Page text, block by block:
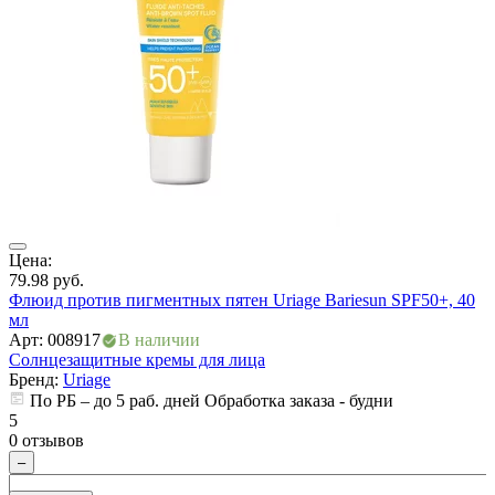
Цена:
79.98 руб.
Флюид против пигментных пятен Uriage Bariesun SPF50+, 40
мл
Арт: 008917
В наличии
Солнцезащитные кремы для лица
Бренд: Uriage
По РБ – до 5 раб. дней Обработка заказа - будни
5
0 отзывов
–